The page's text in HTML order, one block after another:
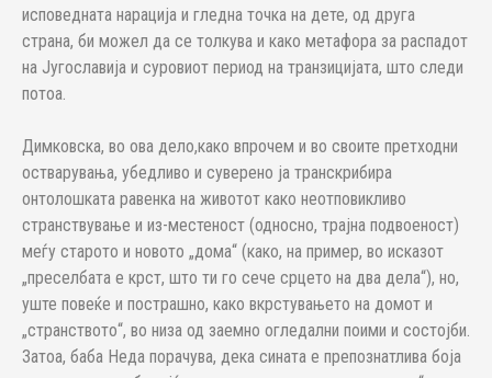
исповедната нарација и гледна точка на дете, од друга
страна, би можел да се толкува и како метафора за распадот
на Југославија и суровиот период на транзицијата, што следи
потоа.
Димковска, во ова дело,како впрочем и во своите претходни
остварувања, убедливо и суверено ја транскрибира
онтолошката равенка на животот како неотповикливо
странствување и из-местеност (односно, трајна подвоеност)
меѓу старото и новото „дома“ (како, на пример, во исказот
„преселбата е крст, што ти го сече срцето на два дела“), но,
уште повеќе и пострашно, како вкрстувањето на домот и
„странството“, во низа од заемно огледални поими и состојби.
Затоа, баба Неда порачува, дека сината е препознатлива боја